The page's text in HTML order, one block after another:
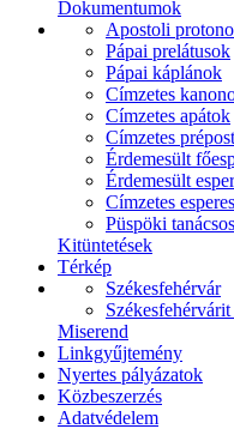
Dokumentumok
Apostoli
Pápai prelátusok
Pápai káplánok
Címzetes
Címzetes apátok
Címzetes
Érdemesült
Érdemesült
Címzetes
Püspöki
Kitüntetések
Térkép
Székesfehérvár
Miserend
Linkgyűjtemény
Nyertes pályázatok
Közbeszerzés
Adatvédelem